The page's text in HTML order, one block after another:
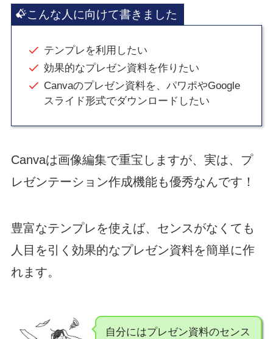
こんな人に向けて書きました
テンプレを利用したい
効果的なプレゼン資料を作りたい
Canvaのプレゼン資料を、パワポやGoogle
スライド形式でダウンロードしたい
Canvaは画像編集で重宝しますが、実は、プ
レゼンテーション作成機能も優秀なんです！
豊富なテンプレを使えば、センスがなくても
人目を引く効果的なプレゼン資料を簡単に作
れます。
自分にはプレゼン資料のセンス